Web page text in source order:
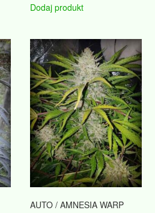
Dodaj produkt
AUTO / AMNESIA WARP